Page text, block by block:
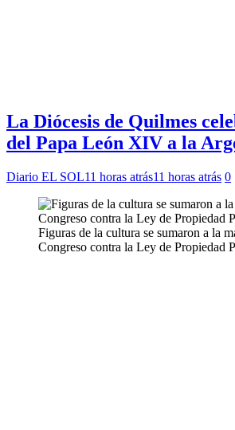
La Diócesis de Quilmes
del Papa León XIV a la
Diario EL SOL11 horas atrás11 horas atrás 0
Figuras de la cultura se sumaron a la
Congreso contra la Ley de Propiedad